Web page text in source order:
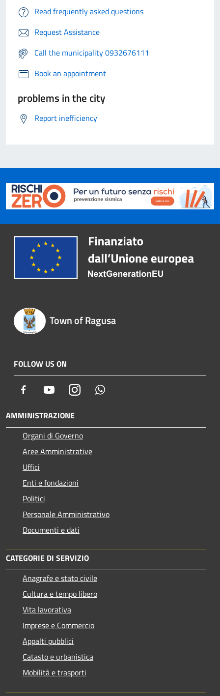
Read frequently asked questions
Request Assistance
Call the municipality 0932676111
Book an appointment
problems in the city
Report inefficiency
Town of Ragusa
FOLLOW US ON
Facebook YoutubeInstagram
AMMINISTRAZIONE
Organi di Governo
Aree Amministrative
Uffici
Enti e fondazioni
Politici
Personale Amministrativo
Documenti e dati
CATEGORIE DI SERVIZIO
Anagrafe e stato civile
Cultura e tempo libero
Vita lavorativa
Imprese e Commercio
Appalti pubblici
Catasto e urbanistica
Mobilità e trasporti